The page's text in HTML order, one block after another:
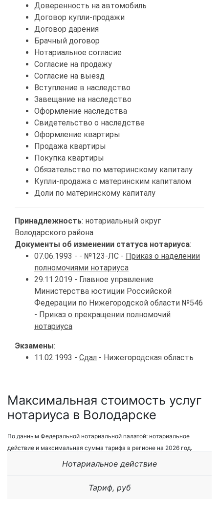
Доверенность на автомобиль
Договор купли-продажи
Договор дарения
Брачный договор
Нотариальное согласие
Согласие на продажу
Согласие на выезд
Вступление в наследство
Завещание на наследство
Оформление наследства
Свидетельство о наследстве
Оформление квартиры
Продажа квартиры
Покупка квартиры
Обязательство по материнскому капиталу
Купли-продажа с материнским капиталом
Доли по материнскому капиталу
Принадлежность: нотариальный округ
Володарского района
Документы об изменении статуса нотариуса:
07.06.1993 - - №123-ЛС - Приказ о наделении
полномочиями нотариуса
29.11.2019 - Главное управление
Министерства юстиции Российской
Федерации по Нижегородской области №546
- Приказ о прекращении полномочий
нотариуса
Экзамены:
11.02.1993 - Сдал - Нижегородская область
Максимальная стоимость услуг
нотариуса в Володарске
По данным Федеральной нотариальной палатой: нотариальное
действие и максимальная сумма тарифа в регионе на 2026 год.
Нотариальное действие
Тариф, руб